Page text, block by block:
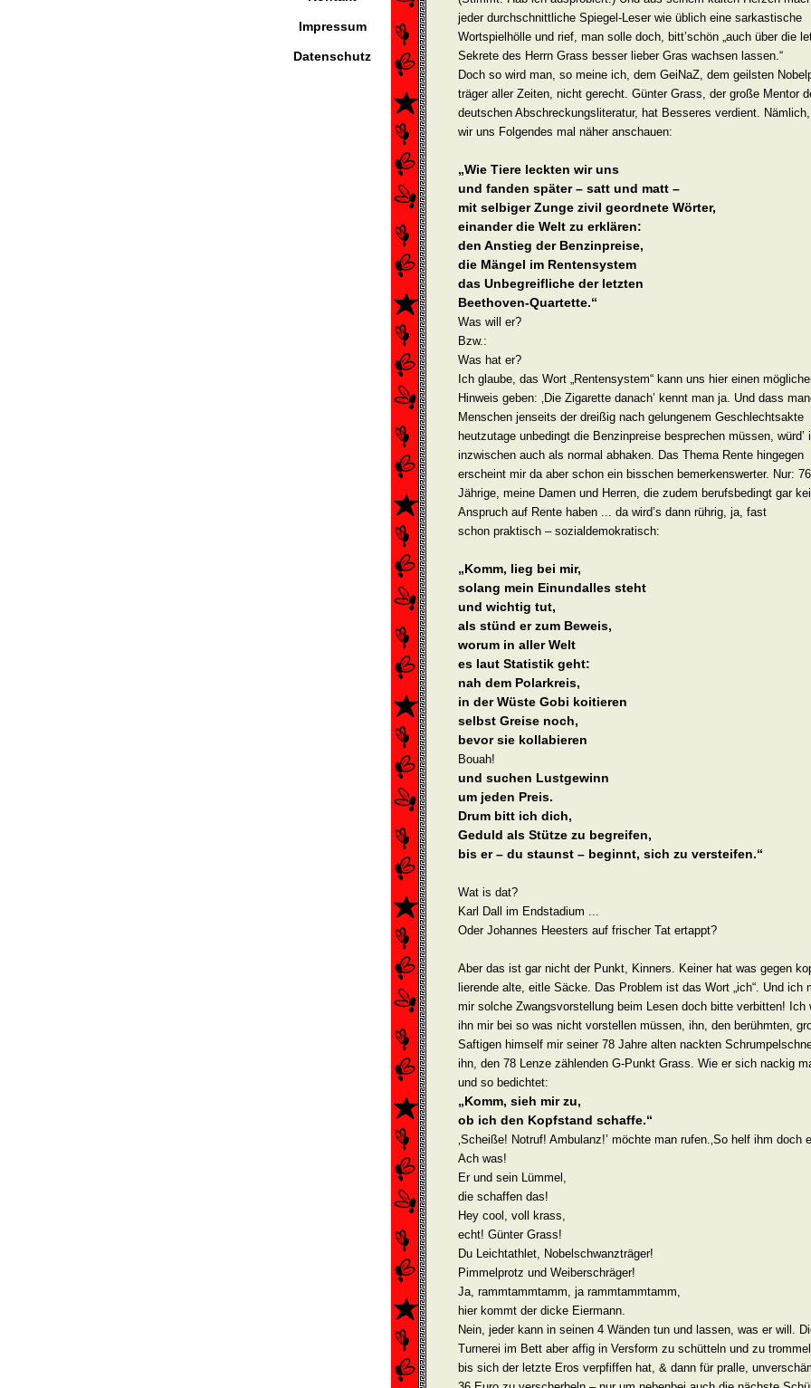
Impressum
Datenschutz
jeder durchschnittliche Spiegel-Leser wie üblich eine sarkastische
Wortspielhölle und rief, man solle doch, bitt’schön „auch über die
Sekrete des Herrn Grass besser lieber Gras wachsen lassen.“
Doch so wird man, so meine ich, dem GeiNaZ, dem geilsten
träger aller Zeiten, nicht gerecht. Günter Grass, der große Mentor
deutschen Abschreckungsliteratur, hat Besseres verdient.
wir uns Folgendes mal näher anschauen:
„Wie Tiere leckten wir uns
und fanden später – satt und matt –
mit selbiger Zunge zivil geordnete Wörter,
einander die Welt zu erklären:
den Anstieg der Benzinpreise,
die Mängel im Rentensystem
das Unbegreifliche der letzten
Beethoven-Quartette.“
Was will er?
Bzw.:
Was hat er?
Ich glaube, das Wort „Rentensystem“ kann uns hier einen
Hinweis geben: ‚Die Zigarette danach’ kennt man ja. Und dass
Menschen jenseits der dreißig nach gelungenem Geschlechtsakte
heutzutage unbedingt die Benzinpreise besprechen müssen, würd’
inzwischen auch als normal abhaken. Das Thema Rente hingegen
erscheint mir da aber schon ein bisschen bemerkenswerter. Nur:
Jährige, meine Damen und Herren, die zudem berufsbedingt gar
Anspruch auf Rente haben ... da wird’s dann rührig, ja, fast
schon praktisch – sozialdemokratisch:
„Komm, lieg bei mir,
solang mein Einundalles steht
und wichtig tut,
als stünd er zum Beweis,
worum in aller Welt
es laut Statistik geht:
nah dem Polarkreis,
in der Wüste Gobi koitieren
selbst Greise noch,
bevor sie kollabieren
Bouah!
und suchen Lustgewinn
um jeden Preis.
Drum bitt ich dich,
Geduld als Stütze zu begreifen,
bis er – du staunst – beginnt, sich zu versteifen.“
Wat is dat?
Karl Dall im Endstadium ...
Oder Johannes Heesters auf frischer Tat ertappt?
Aber das ist gar nicht der Punkt, Kinners. Keiner hat was gegen
lierende alte, eitle Säcke. Das Problem ist das Wort „ich“. Und ich
mir solche Zwangsvorstellung beim Lesen doch bitte verbitten! Ich
ihn mir bei so was nicht vorstellen müssen, ihn, den berühmten,
Saftigen himself mir seiner 78 Jahre alten nackten
ihn, den 78 Lenze zählenden G-Punkt Grass. Wie er sich nackig
und so bedichtet:
„Komm, sieh mir zu,
ob ich den Kopfstand schaffe.“
‚Scheiße! Notruf! Ambulanz!’ möchte man rufen.‚So helf ihm doch
Ach was!
Er und sein Lümmel,
die schaffen das!
Hey cool, voll krass,
echt! Günter Grass!
Du Leichtathlet, Nobelschwanzträger!
Pimmelprotz und Weiberschräger!
Ja, rammtammtamm, ja rammtammtamm,
hier kommt der dicke Eiermann.
Nein, jeder kann in seinen 4 Wänden tun und lassen, was er will.
Turnerei im Bett aber affig in Versform zu schütteln und zu
bis sich der letzte Eros verpfiffen hat, & dann für pralle,